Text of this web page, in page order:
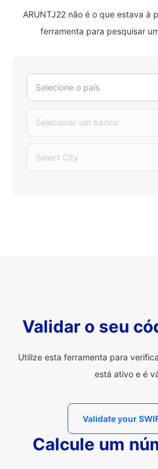
ARUNTJ22 não é o que estava à
ferramenta para pesquisar
Selecione o país
Selecionar um banco
Select City
Validar o seu
Utilize esta ferramenta para
está ativo e é
Validate your
Calcule um